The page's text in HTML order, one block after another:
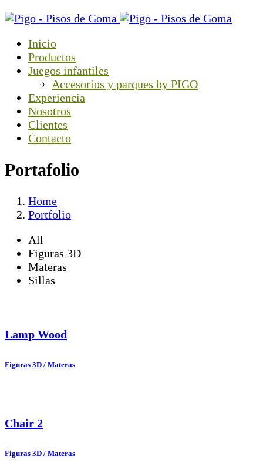
Inicio
Productos
Juegos infantiles
Accesorios y parques by PIGO
Experiencia
Nosotros
Clientes
Contacto
Portafolio
Home
Portfolio
All
Figuras 3D
Materas
Sillas
Lamp Wood
Figuras 3D / Materas
Chair 2
Figuras 3D / Materas